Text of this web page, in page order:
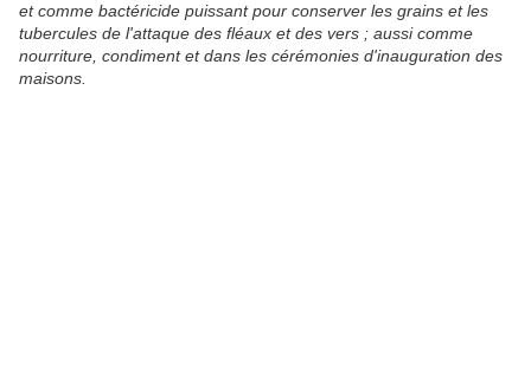
et comme bactéricide puissant pour conserver les grains et les
tubercules de l'attaque des fléaux et des vers ; aussi comme
nourriture, condiment et dans les cérémonies d'inauguration des
maisons.